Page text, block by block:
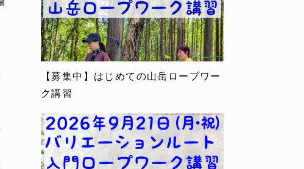
【募集中】はじめての山岳ロープワー
ク講習